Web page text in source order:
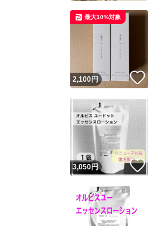
2,100円
最大10%対象
3,050円